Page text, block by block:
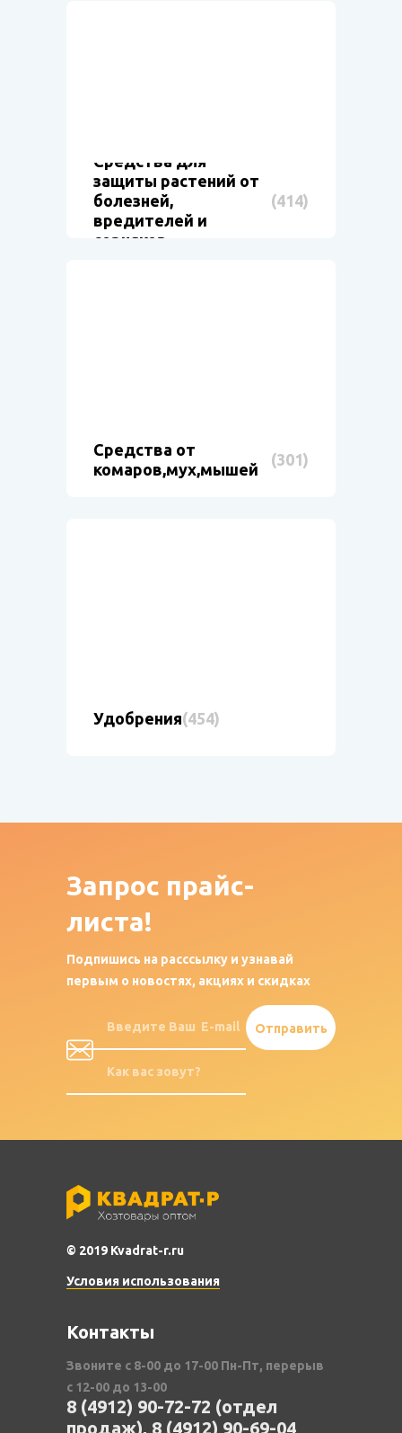
Средства для
защиты растений от
болезней,
вредителей и
сорняков
(414)
Средства от
комаров,мух,мышей
(301)
Удобрения(454)
Запрос прайс-
листа!
Подпишись на расссылку и узнавай
первым о новостях, акциях и скидках
© 2019 Kvadrat-r.ru
Условия использования
Контакты
Звоните с 8-00 до 17-00 Пн-Пт, перерыв
с 12-00 до 13-00
8 (4912) 90-72-72 (отдел
продаж), 8 (4912) 90-69-04